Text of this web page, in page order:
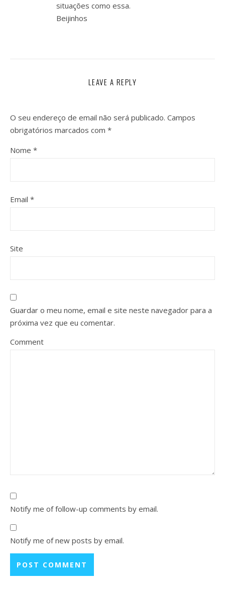
situações como essa.
Beijinhos
LEAVE A REPLY
O seu endereço de email não será publicado. Campos
obrigatórios marcados com *
Nome *
Email *
Site
Guardar o meu nome, email e site neste navegador para a
próxima vez que eu comentar.
Comment
Notify me of follow-up comments by email.
Notify me of new posts by email.